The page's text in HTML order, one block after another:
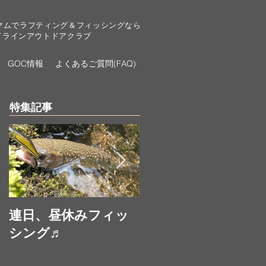
でラフティング＆フィッシングなら
ラインアウトドアクラブ
GOC情報 よくあるご質問(FAQ)
特集記事
連日、昼休みフィッ
シング♬